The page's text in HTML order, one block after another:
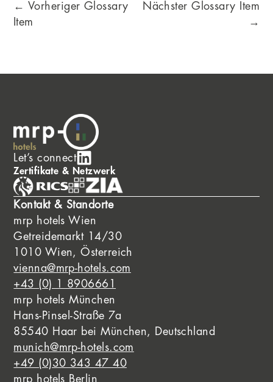
← Vorheriger Glossary
Item
Nächster Glossary Item
→
Let’s connect
Zertifikate & Netzwerk
Kontakt & Standorte
mrp hotels Wien
Getreidemarkt 14/30
1010 Wien, Österreich
vienna@mrp-hotels.com
+43 (0) 1 8906661
mrp hotels München
Hans-Pinsel-Straße 7a
85540 Haar bei München, Deutschland
munich@mrp-hotels.com
+49 (0)30 343 47 40
mrp hotels Berlin